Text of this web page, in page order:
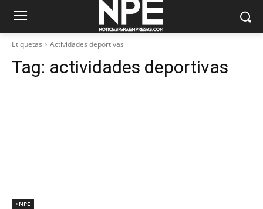
Etiquetas Actividades deportivas
Tag: actividades deportivas
+NPE